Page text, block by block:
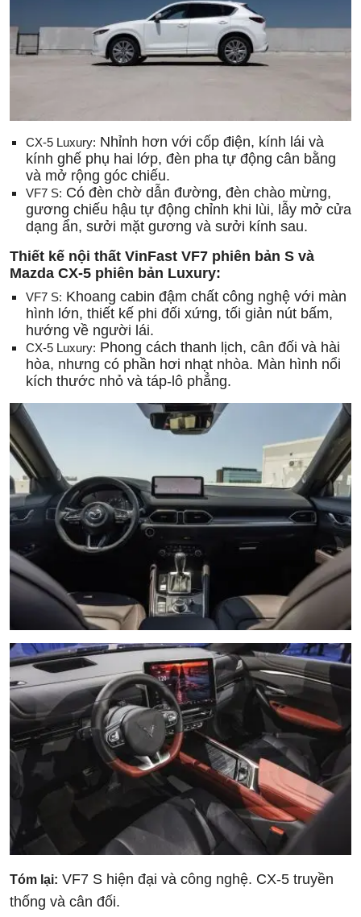
CX-5 Luxury: Nhỉnh hơn với cốp điện, kính lái và
kính ghế phụ hai lớp, đèn pha tự động cân bằng
và mở rộng góc chiếu.
VF7 S: Có đèn chờ dẫn đường, đèn chào mừng,
gương chiếu hậu tự động chỉnh khi lùi, lẫy mở cửa
dạng ẩn, sưởi mặt gương và sưởi kính sau.
Thiết kế nội thất VinFast VF7 phiên bản S và
Mazda CX-5 phiên bản Luxury:
VF7 S: Khoang cabin đậm chất công nghệ với màn
hình lớn, thiết kế phi đối xứng, tối giản nút bấm,
hướng về người lái.
CX-5 Luxury: Phong cách thanh lịch, cân đối và hài
hòa, nhưng có phần hơi nhạt nhòa. Màn hình nổi
kích thước nhỏ và táp-lô phẳng.
Tóm lại: VF7 S hiện đại và công nghệ. CX-5 truyền
thống và cân đối.